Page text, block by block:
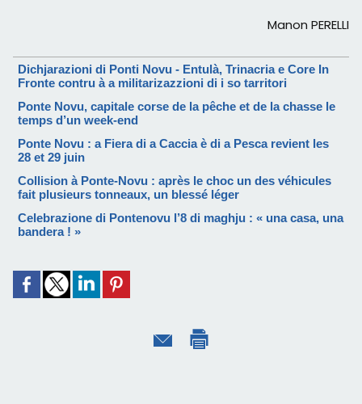
Manon PERELLI
Dichjarazioni di Ponti Novu - Entulà, Trinacria e Core In
Fronte contru à a militarizazzioni di i so tarritori
Ponte Novu, capitale corse de la pêche et de la chasse le
temps d’un week-end
Ponte Novu : a Fiera di a Caccia è di a Pesca revient les
28 et 29 juin
Collision à Ponte-Novu : après le choc un des véhicules
fait plusieurs tonneaux, un blessé léger
Celebrazione di Pontenovu l’8 di maghju : « una casa, una
bandera ! »